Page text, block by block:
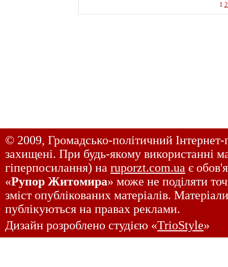
1 2
© 2009, Громадсько-політичний Інтернет-
захищені. При будь-якому використанні
гіперпосилання) на ruporzt.com.ua є
«Рупор Житомира» може не поділяти
зміст опублікованих матеріалів.
публікуються на правах реклами.
Дизайн розроблено студією «TrioStyle»